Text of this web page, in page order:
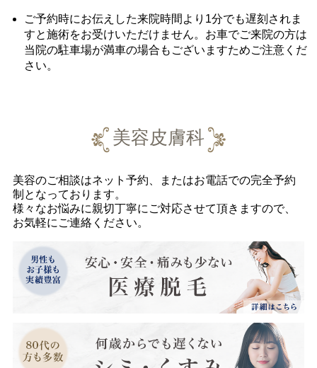
ご予約時にお伝えした来院時間より1分でも遅刻されま
すと施術をお受けいただけません。お車でご来院の方は
当院の駐車場が満車の場合もございますためご注意くだ
さい。
美容皮膚科
美容のご相談はネット予約、またはお電話での完全予約
制となっております。
様々なお悩みに親切丁寧にご対応させて頂きますので、
お気軽にご連絡ください。